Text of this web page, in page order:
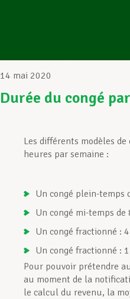
14 mai 2020
Durée du congé
Les différents modèles
heures par semaine :
Un congé plein-temps
Un congé mi-temps de
Un congé fractionné :
Un congé fractionné :
Pour pouvoir prétendre
au moment de la
le calcul du revenu, la